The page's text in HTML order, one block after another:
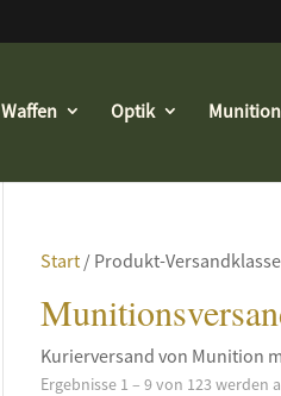
Waffen Optik Munition
Start / Produkt-
Kurierversand von Munition
Ergebnisse 1 – 9 von 123 werden